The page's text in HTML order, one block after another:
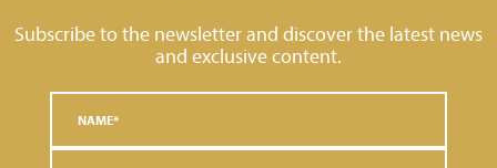
Subscribe to the newsletter and discover the latest news
and exclusive content.